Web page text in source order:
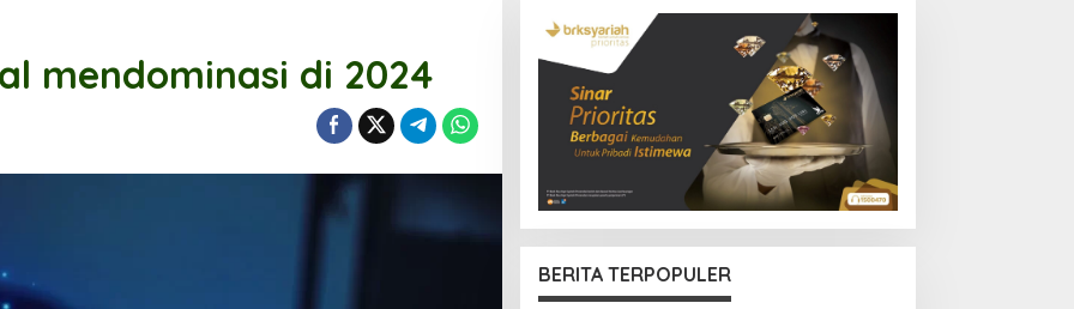
mendominasi di 2024
BERITA TERPOPULER